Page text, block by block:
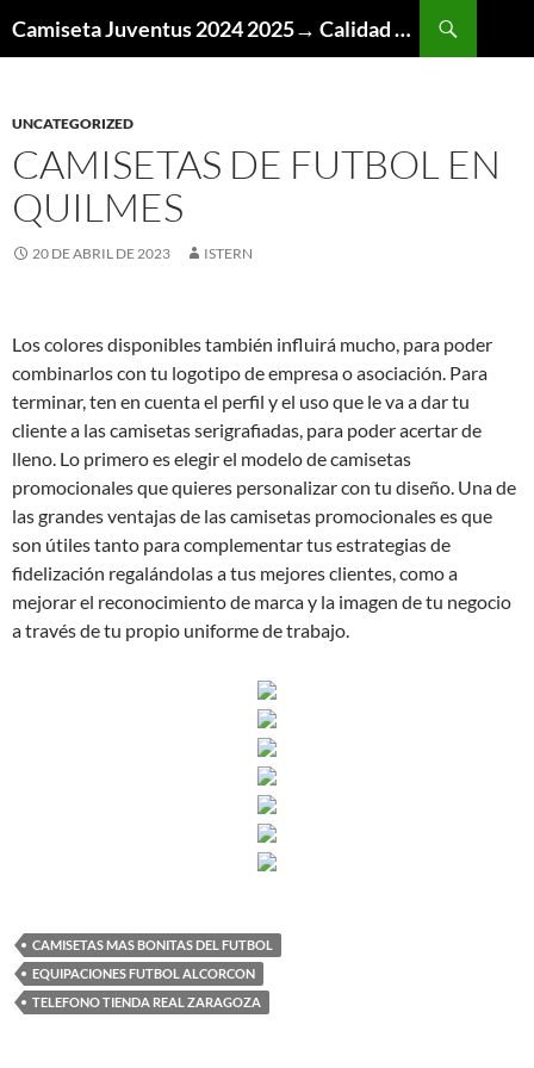
Camiseta Juventus 2024 2025→ Calidad Thai AAA
UNCATEGORIZED
CAMISETAS DE FUTBOL EN
QUILMES
20 DE ABRIL DE 2023 ISTERN
Los colores disponibles también influirá mucho, para poder
combinarlos con tu logotipo de empresa o asociación. Para
terminar, ten en cuenta el perfil y el uso que le va a dar tu
cliente a las camisetas serigrafiadas, para poder acertar de
lleno. Lo primero es elegir el modelo de camisetas
promocionales que quieres personalizar con tu diseño. Una de
las grandes ventajas de las camisetas promocionales es que
son útiles tanto para complementar tus estrategias de
fidelización regalándolas a tus mejores clientes, como a
mejorar el reconocimiento de marca y la imagen de tu negocio
a través de tu propio uniforme de trabajo.
CAMISETAS MAS BONITAS DEL FUTBOL
EQUIPACIONES FUTBOL ALCORCON
TELEFONO TIENDA REAL ZARAGOZA